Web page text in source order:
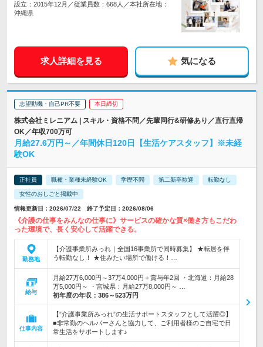
設立：2015年12月／従業員数：668人／本社所在地：
沖縄県
求人詳細を見る 気になる
志望動機・自己PR不要 本日締切
株式会社ミレニアム | スキル・資格不問／先輩同行&研修あり／直行直帰
OK／年収700万可
月給27.6万円～／年間休日120日【生活ケアスタッフ】※未経
験OK
正社員 職種・業種未経験OK 学歴不問 第二新卒歓迎 転勤なし
女性のおしごと掲載中
情報更新日：2026/07/22 終了予定日：2026/08/06
《介護の仕事をみんなの仕事に》サービスの確かな質×働き方もこだわ
った環境で、長く安心して活躍できる。
勤務地
【介護事業所みっれ｜全国16事業所で同時募集】 ★転居を伴
う転勤なし！ ★住みたい場所で働ける！…
給与
月給27万6,000円～37万4,000円＋賞与年2回 ・北海道：月給28
万5,000円～ ・宮城県：月給27万8,000円～ …
初年度の年収： 386～523万円
仕事内容
【”介護事業所みっれ”の生活サポートスタッフとして活躍◎】
■非常勤のヘルパーさんと協力して、ご利用者様のご自宅で日
常生活をサポートします♪